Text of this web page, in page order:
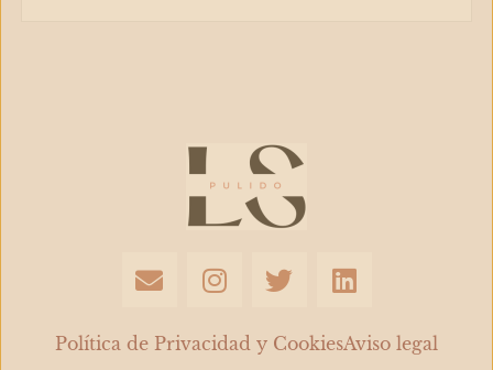
E
n
e
I
n
t
T
w
t
L
i
k
Política de Privacidad y CookiesAviso legal